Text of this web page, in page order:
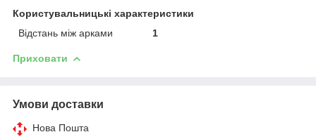
Користувальницькі характеристики
Відстань між арками
1
Приховати
Умови доставки
Нова Пошта